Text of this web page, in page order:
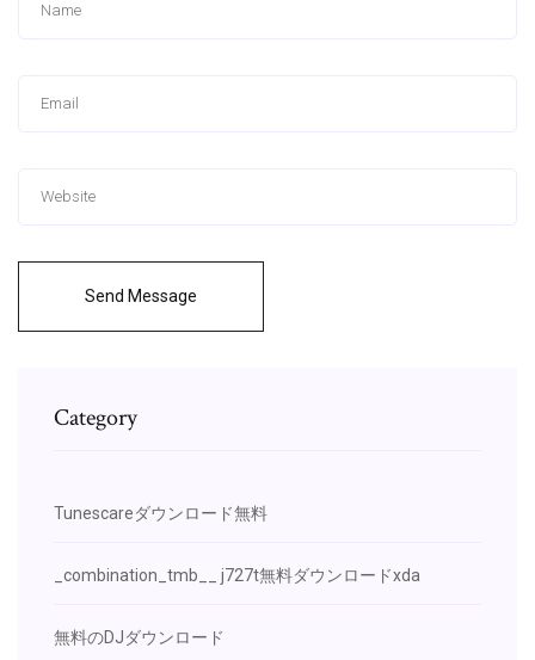
Send Message
Category
Tunescareダウンロード無料
_combination_tmb__ j727t無料ダウンロードxda
無料のDJダウンロード